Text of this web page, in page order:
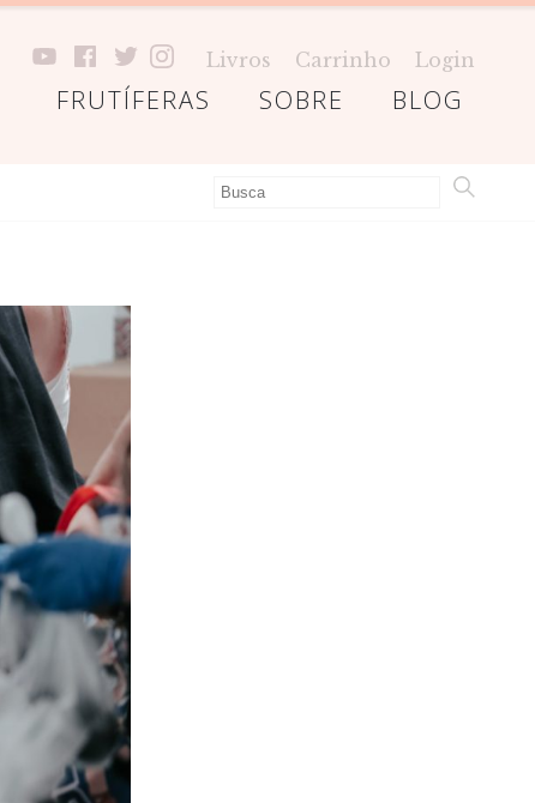
Livros Carrinho Login
BLOG
SOBRE
FRUTÍFERAS